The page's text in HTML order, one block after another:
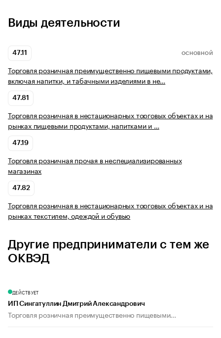
Виды деятельности
47.11 ОСНОВНОЙ
Торговля розничная преимущественно пищевыми продуктами,
включая напитки, и табачными изделиями в не…
47.81
Торговля розничная в нестационарных торговых объектах и на
рынках пищевыми продуктами, напитками и …
47.19
Торговля розничная прочая в неспециализированных
магазинах
47.82
Торговля розничная в нестационарных торговых объектах и на
рынках текстилем, одеждой и обувью
Другие предприниматели с тем же
ОКВЭД
ДЕЙСТВУЕТ
ИП Сингатуллин Дмитрий Александрович
Торговля розничная преимущественно пищевыми...